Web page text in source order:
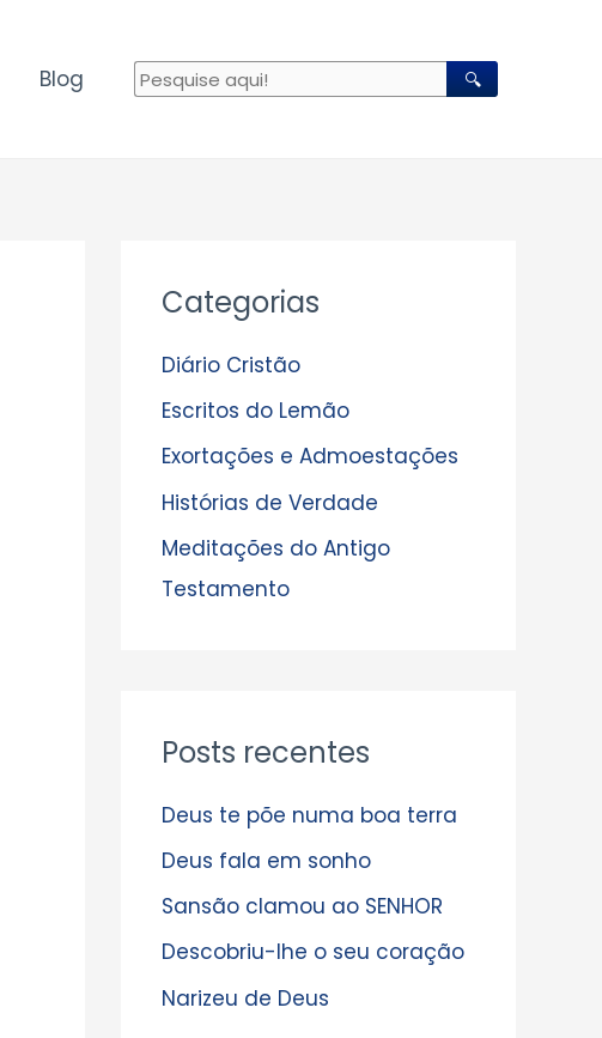
Blog 🔍
Categorias
Diário Cristão
Escritos do Lemão
Exortações e Admoestações
Histórias de Verdade
Meditações do Antigo
Testamento
Posts recentes
Deus te põe numa boa terra
Deus fala em sonho
Sansão clamou ao SENHOR
Descobriu-lhe o seu coração
Narizeu de Deus
r
u
i
v
o
s